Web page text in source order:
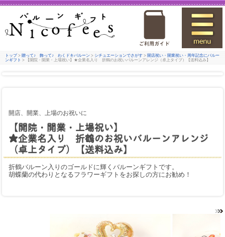
トップ > 贈って♪ 飾って♪ わくドキバルーン > シチュエーションでさがす > 開店祝い・開業祝い・周年記念にバルー
ンギフト > 【開院・開業・上場祝い】★企業名入り 折鶴のお祝いバルーンアレンジ（卓上タイプ）【送料込み】
開店、開業、上場のお祝いに
【開院・開業・上場祝い】
★企業名入り 折鶴のお祝いバルーンアレンジ
（卓上タイプ）【送料込み】
折鶴バルーン入りのゴールドに輝くバルーンギフトです。
胡蝶蘭の代わりとなるフラワーギフトをお探しの方にお勧め！